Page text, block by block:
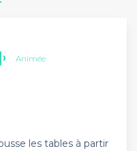
Animée
les tables à partir